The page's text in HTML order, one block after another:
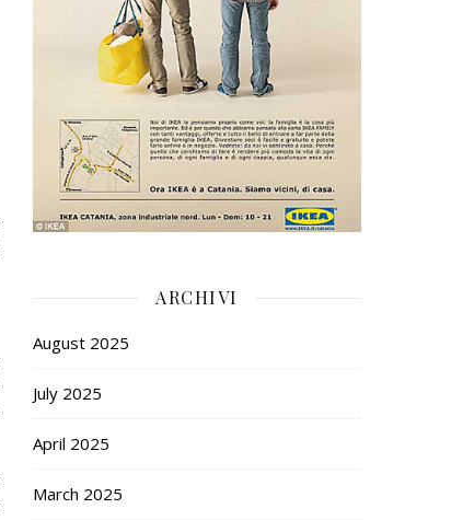
ARCHIVI
August 2025
July 2025
April 2025
March 2025